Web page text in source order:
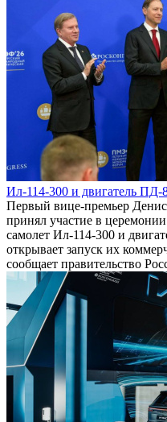
Ил-114-300 и двигатель ПД-
Первый вице-премьер
принял участие в
самолет Ил-114-300 и
открывает запуск их
сообщает правительство